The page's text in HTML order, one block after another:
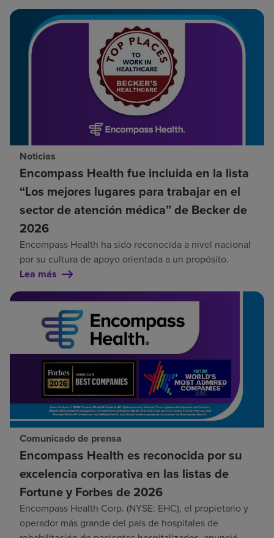
Noticias
Encompass Health fue incluida en la lista
“Los mejores lugares para trabajar en el
sector de atención médica” de Becker de
2026
Encompass Health ha sido reconocida a nivel nacional
por su cultura de apoyo orientada a un propósito.
Lea más
Comunicado de prensa
Encompass Health es reconocida por su
excelencia corporativa en las listas de
Fortune y Forbes de 2026
Encompass Health Corp. (NYSE: EHC), el propietario y
operador más grande del país de hospitales de